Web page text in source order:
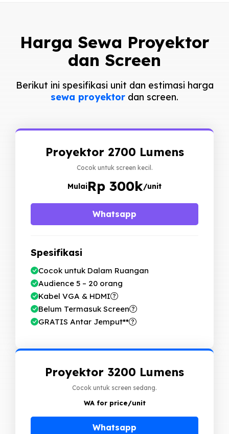
Harga Sewa Proyektor
dan Screen
Berikut ini spesifikasi unit dan estimasi harga
sewa proyektor dan screen.
Proyektor 2700 Lumens
Cocok untuk screen kecil.
MulaiRp 300k/unit
Whatsapp
Spesifikasi
Cocok untuk Dalam Ruangan
Audience 5 – 20 orang
Kabel VGA & HDMI
Belum Termasuk Screen
GRATIS Antar Jemput**
Proyektor 3200 Lumens
Cocok untuk screen sedang.
WA for price/unit
Whatsapp